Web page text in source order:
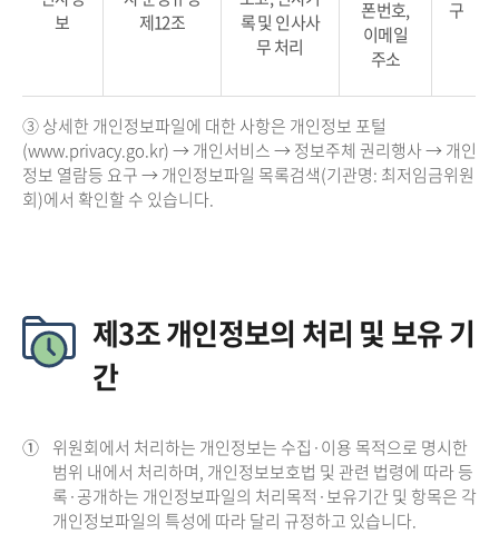
보
제12조
록 및 인사사
무 처리
폰번호,
이메일
주소
구
③ 상세한 개인정보파일에 대한 사항은 개인정보 포털
(www.privacy.go.kr) → 개인서비스 → 정보주체 권리행사 → 개인
정보 열람등 요구 → 개인정보파일 목록검색(기관명: 최저임금위원
회)에서 확인할 수 있습니다.
제3조 개인정보의 처리 및 보유 기
간
① 위원회에서 처리하는 개인정보는 수집·이용 목적으로 명시한
범위 내에서 처리하며, 개인정보보호법 및 관련 법령에 따라 등
록·공개하는 개인정보파일의 처리목적·보유기간 및 항목은 각
개인정보파일의 특성에 따라 달리 규정하고 있습니다.